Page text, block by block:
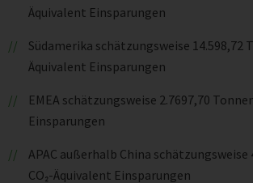
Äquivalent Einsparungen
Südamerika schätzungsweise 14.598,72
Äquivalent Einsparungen
EMEA schätzungsweise 2.7697,70
Einsparungen
APAC außerhalb China schätzungsweise
CO₂-Äquivalent Einsparungen